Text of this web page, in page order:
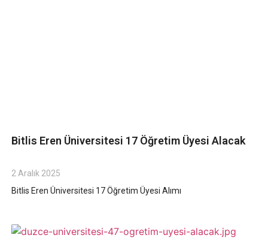
Bitlis Eren Üniversitesi 17 Öğretim Üyesi Alacak
2 Aralık 2025
Bitlis Eren Üniversitesi 17 Öğretim Üyesi Alımı